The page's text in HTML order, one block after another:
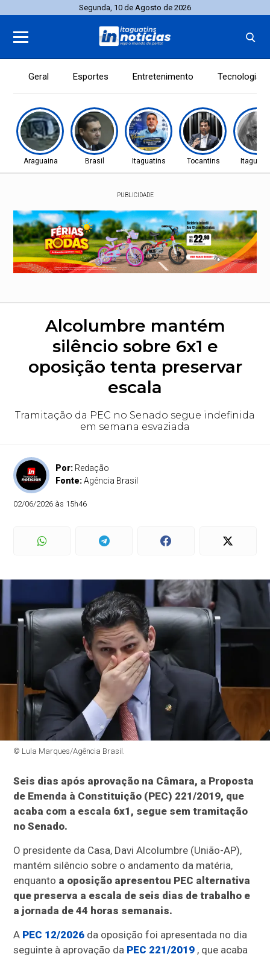
Segunda, 10 de Agosto de 2026
Geral Esportes Entretenimento Tecnologia
Araguaina Brasil Itaguatins Tocantins
PUBLICIDADE
Alcolumbre mantém
silêncio sobre 6x1 e
oposição tenta preservar
escala
Tramitação da PEC no Senado segue indefinida
em semana esvaziada
Por: Redação
Fonte:Agência Brasil
02/06/2026 às 15h46
© Lula Marques/Agência Brasil.
Seis dias após aprovação na Câmara, a Proposta
de Emenda à Constituição (PEC) 221/2019, que
acaba com a escala 6x1, segue sem tramitação
no Senado.
O presidente da Casa, Davi Alcolumbre (União-AP),
mantém silêncio sobre o andamento da matéria,
enquanto a oposição apresentou PEC alternativa
que preserva a escala de seis dias de trabalho e
a jornada de 44 horas semanais.
A PEC 12/2026 da oposição foi apresentada no dia
seguinte à aprovação da PEC 221/2019 , que acaba